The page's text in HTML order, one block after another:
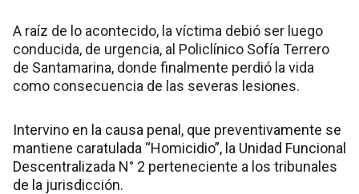
A raíz de lo acontecido, la víctima debió ser luego
conducida, de urgencia, al Policlínico Sofía Terrero
de Santamarina, donde finalmente perdió la vida
como consecuencia de las severas lesiones.
Intervino en la causa penal, que preventivamente se
mantiene caratulada “Homicidio”, la Unidad Funcional
Descentralizada N° 2 perteneciente a los tribunales
de la jurisdicción.